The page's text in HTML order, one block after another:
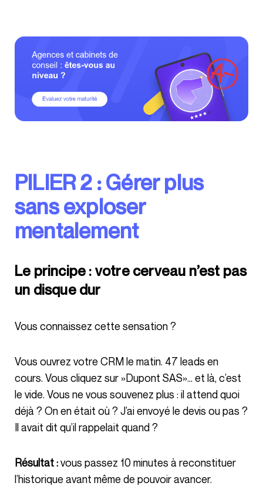
PILIER 2 : Gérer plus
sans exploser
mentalement
Le principe : votre cerveau n’est pas
un disque dur
Vous connaissez cette sensation ?
Vous ouvrez votre CRM le matin. 47 leads en
cours. Vous cliquez sur »Dupont SAS»… et là, c’est
le vide. Vous ne vous souvenez plus : il attend quoi
déjà ? On en était où ? J’ai envoyé le devis ou pas ?
Il avait dit qu’il rappelait quand ?
Résultat :vous passez 10 minutes à reconstituer
l’historique avant même de pouvoir avancer.